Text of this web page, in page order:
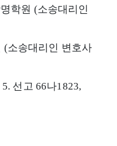
학원 (소송대리인
(소송대리인 변호사
선고 66나1823,